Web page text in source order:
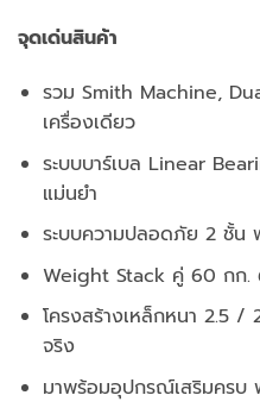
จุดเด่นสินค้า
รวม Smith Machine,
เครื่องเดียว
ระบบบาร์เบล Linear
แม่นยำ
ระบบความปลอดภัย 2 ชั้
Weight Stack คู่ 60 กก.
โครงสร้างเหล็กหนา 2.5 /
จริง
มาพร้อมอุปกรณ์เสริมครบ